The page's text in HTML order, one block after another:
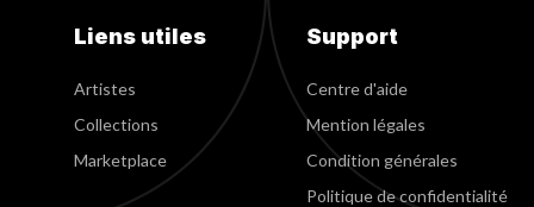
Liens utiles
Artistes
Collections
Marketplace
Support
Centre d'aide
Mention légales
Condition générales
Politique de confidentialité